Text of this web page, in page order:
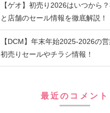
【ゲオ】初売り2026はいつから
と店舗のセール情報を徹底解説！
【DCM】年末年始2025-2026の
初売りセールやチラシ情報！
最近のコメント